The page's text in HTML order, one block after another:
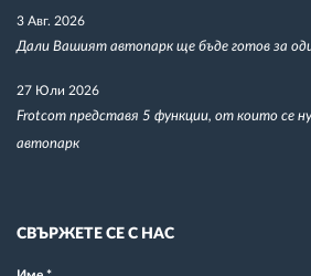
3 Авг. 2026
Дали Вашият автопарк ще бъде готов за
27 Юли 2026
Frotcom представя 5 функции, от които се
автопарк
СВЪРЖЕТЕ СЕ С НАС